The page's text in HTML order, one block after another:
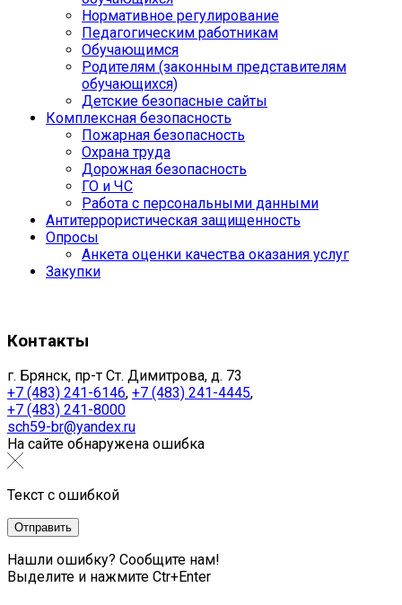
Нормативное регулирование
Педагогическим работникам
Обучающимся
Родителям (законным представителям
обучающихся)
Детские безопасные сайты
Комплексная безопасность
Пожарная безопасность
Охрана труда
Дорожная безопасность
ГО и ЧС
Работа с персональными данными
Антитеррористическая защищенность
Опросы
Анкета оценки качества оказания услуг
Закупки
Контакты
г. Брянск, пр-т Ст. Димитрова, д. 73
+7 (483) 241-6146, +7 (483) 241-4445,
+7 (483) 241-8000
sch59-br@yandex.ru
На сайте обнаружена ошибка
Текст с ошибкой
Нашли ошибку? Сообщите нам!
Выделите и нажмите Ctr+Enter